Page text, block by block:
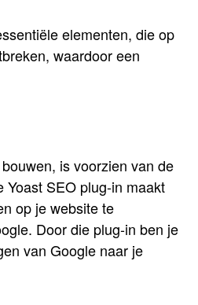
elementen, die op
waardoor een
is voorzien van de
Yoast SEO plug-in maakt
op je website te
Door die plug-in ben je
van Google naar je